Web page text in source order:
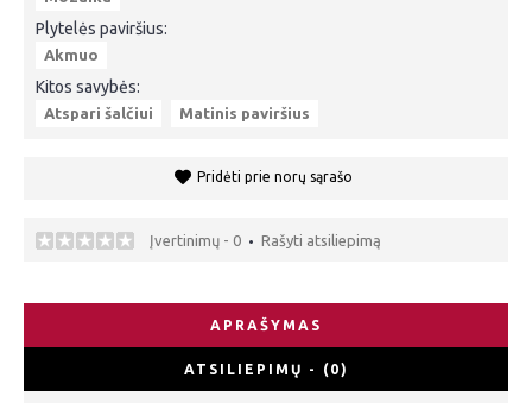
Plytelės paviršius:
Akmuo
Kitos savybės:
Atspari šalčiui Matinis paviršius
Pridėti prie norų sąrašo
Įvertinimų - 0 • Rašyti atsiliepimą
APRAŠYMAS
ATSILIEPIMŲ - (0)